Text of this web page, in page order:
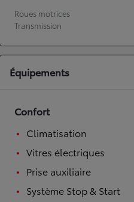
Roues motrices
Transmission
Équipements
Confort
Climatisation
Vitres électriques
Prise auxiliaire
Système Stop & Start